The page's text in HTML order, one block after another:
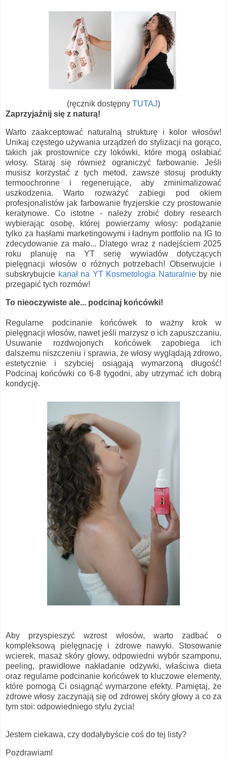
(ręcznik dostępny TUTAJ)
Zaprzyjaźnij się z naturą!
Warto zaakceptować naturalną strukturę i kolor włosów!
Unikaj częstego używania urządzeń do stylizacji na gorąco,
takich jak prostownice czy lokówki, które mogą osłabiać
włosy. Staraj się również ograniczyć farbowanie. Jeśli
musisz korzystać z tych metod, zawsze stosuj produkty
termoochronne i regenerujące, aby zminimalizować
uszkodzenia. Warto rozważyć zabiegi pod okiem
profesjonalistów jak farbowanie fryzjerskie czy prostowanie
keratynowe. Co istotne - należy zrobić dobry research
wybierając osobę, której powierzamy włosy: podążanie
tylko za hasłami marketingowymi i ładnym portfolio na IG to
zdecydowanie za mało... Dlatego wraz z nadejściem 2025
roku planuję na YT serię wywiadów dotyczących
pielęgnacji włosów o różnych potrzebach! Obserwujcie i
subskrybujcie kanał na YT Kosmetologia Naturalnieby nie
przegapić tych rozmów!
To nieoczywiste ale... podcinaj końcówki!
Regularne podcinanie końcówek to ważny krok w
pielęgnacji włosów, nawet jeśli marzysz o ich zapuszczaniu.
Usuwanie rozdwojonych końcówek zapobiega ich
dalszemu niszczeniu i sprawia, że włosy wyglądają zdrowo,
estetycznie i szybciej osiągają wymarzoną długość!
Podcinaj końcówki co 6-8 tygodni, aby utrzymać ich dobrą
kondycję.
Aby przyspieszyć wzrost włosów, warto zadbać o
kompleksową pielęgnację i zdrowe nawyki. Stosowanie
wcierek, masaż skóry głowy, odpowiedni wybór szamponu,
peeling, prawidłowe nakładanie odżywki, właściwa dieta
oraz regularne podcinanie końcówek to kluczowe elementy,
które pomogą Ci osiągnąć wymarzone efekty. Pamiętaj, że
zdrowe włosy zaczynają się od zdrowej skóry głowy a co za
tym stoi: odpowiedniego stylu życia!
Jestem ciekawa, czy dodałybyście coś do tej listy?
Pozdrawiam!